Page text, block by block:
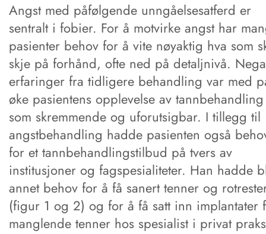
Angst med påfølgende unngåelsesatferd er
sentralt i fobier. For å motvirke angst har
pasienter behov for å vite nøyaktig hva som
skje på forhånd, ofte ned på detaljnivå.
erfaringer fra tidligere behandling var med
øke pasientens opplevelse av tannbehandling
som skremmende og uforutsigbar. I tillegg til
angstbehandling hadde pasienten også
for et tannbehandlingstilbud på tvers av
institusjoner og fagspesialiteter. Han hadde
annet behov for å få sanert tenner og
(figur 1 og 2) og for å få satt inn implantater
manglende tenner hos spesialist i privat